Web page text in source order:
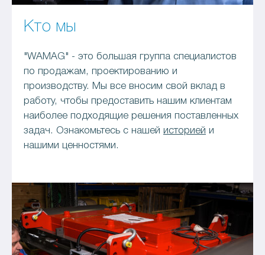
Кто мы
"WAMAG" - это большая группа специалистов
по продажам, проектированию и
производству. Мы все вносим свой вклад в
работу, чтобы предоставить нашим клиентам
наиболее подходящие решения поставленных
задач. Ознакомьтесь с нашей историей и
нашими ценностями.